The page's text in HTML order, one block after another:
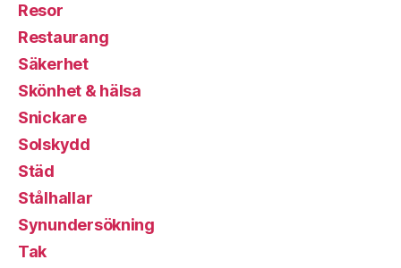
Resor
Restaurang
Säkerhet
Skönhet & hälsa
Snickare
Solskydd
Städ
Stålhallar
Synundersökning
Tak